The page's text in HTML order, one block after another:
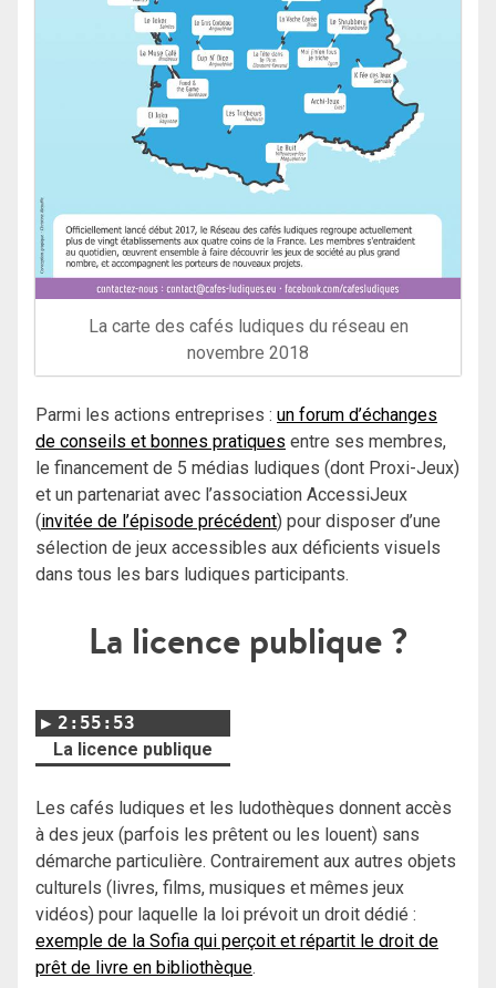
La carte des cafés ludiques du réseau en
novembre 2018
Parmi les actions entreprises : un forum d’échanges
de conseils et bonnes pratiques entre ses membres,
le financement de 5 médias ludiques (dont Proxi-Jeux)
et un partenariat avec l’association AccessiJeux
(invitée de l’épisode précédent) pour disposer d’une
sélection de jeux accessibles aux déficients visuels
dans tous les bars ludiques participants.
La licence publique ?
2:55:53
La licence publique
Les cafés ludiques et les ludothèques donnent accès
à des jeux (parfois les prêtent ou les louent) sans
démarche particulière. Contrairement aux autres objets
culturels (livres, films, musiques et mêmes jeux
vidéos) pour laquelle la loi prévoit un droit dédié :
exemple de la Sofia qui perçoit et répartit le droit de
prêt de livre en bibliothèque.